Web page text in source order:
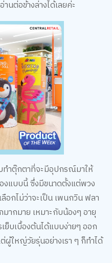
นต่อข้างล่างได้เลยค่ะ
ทำตุ๊กตาที่จะมีอุปกรณ์มาให้
งแบบนี้ ซึ่งมีขนาดตั้งแต่พวง
กไม่ว่าจะเป็น เพนกวิน ฟลา
ากมาย เหมาะกับน้องๆ อายุ
ย็บเบื้องต้นได้แบบง่ายๆ ออก
ใหญ่วัยรุ่นอย่างเรา ๆ ก็ทำได้